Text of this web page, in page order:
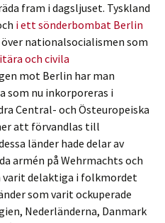
fram i dagsljuset. Tyskland
i ett sönderbombat Berlin
nationalsocialismen som
och civila
mot Berlin har man
som nu inkorporeras i
Central- och Östeuropeiska
att förvandlas till
länder hade delar av
armén på Wehrmachts och
varit delaktiga i folkmordet
som varit ockuperade
Nederländerna, Danmark